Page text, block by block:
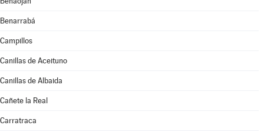
Benarrabá
Campillos
Canillas de Aceituno
Canillas de Albaida
Cañete la Real
Carratraca